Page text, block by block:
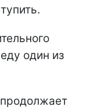
один из